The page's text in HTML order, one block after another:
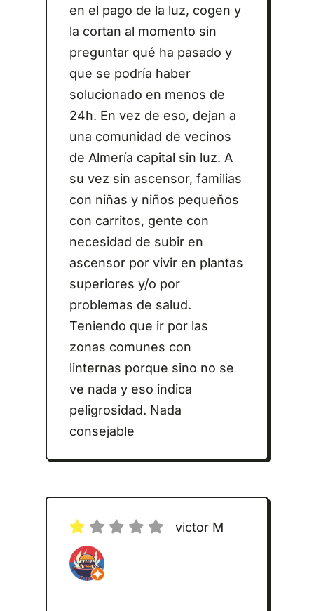
en el pago de la luz, cogen y
la cortan al momento sin
preguntar qué ha pasado y
que se podría haber
solucionado en menos de
24h. En vez de eso, dejan a
una comunidad de vecinos
de Almería capital sin luz. A
su vez sin ascensor, familias
con niñas y niños pequeños
con carritos, gente con
necesidad de subir en
ascensor por vivir en plantas
superiores y/o por
problemas de salud.
Teniendo que ir por las
zonas comunes con
linternas porque sino no se
ve nada y eso indica
peligrosidad. Nada
consejable
victor M